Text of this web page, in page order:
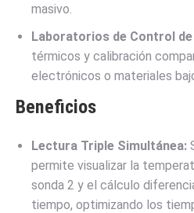
masivo.
Laboratorios de Control de
térmicos y calibración
electrónicos o materiales
Beneficios
Lectura Triple Simultánea:
permite visualizar la
sonda 2 y el cálculo
tiempo, optimizando los